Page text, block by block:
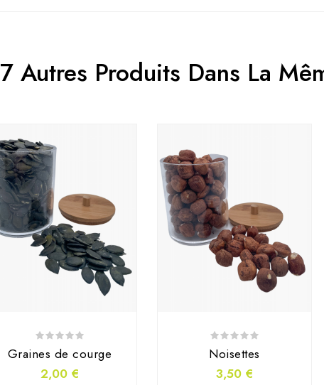
7 Autres Produits Dans La
Graines de courge
2,00 €
Noisettes
3,50 €